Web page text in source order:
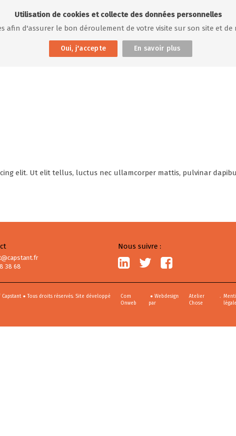
elit. Ut elit tellus, luctus nec ullamcorper mattis, pulvinar
Utilisation de cookies et collecte des données personnelles
afin d'assurer le bon déroulement de votre visite sur son site et de
Oui, j'accepte En savoir plus
38 68
Nous suivre :
● Tous droits réservés. Site développé
Com
Onweb
● Webdesign
par
Atelier
Chose
.